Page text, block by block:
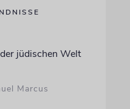
jüdischen Welt
Marcus